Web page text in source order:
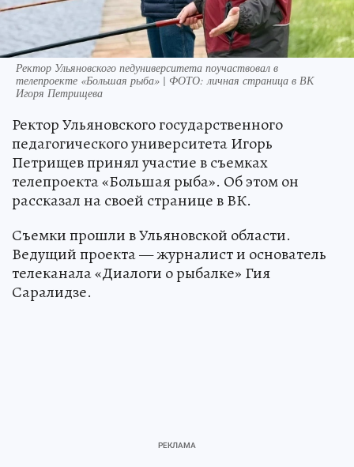
Ректор Ульяновского педуниверситета поучаствовал в
телепроекте «Большая рыба» | ФОТО: личная страница в ВК
Игоря Петрищева
Ректор Ульяновского государственного
педагогического университета Игорь
Петрищев принял участие в съемках
телепроекта «Большая рыба». Об этом он
рассказал на своей странице в ВК.
Съемки прошли в Ульяновской области.
Ведущий проекта — журналист и основатель
телеканала «Диалоги о рыбалке» Гия
Саралидзе.